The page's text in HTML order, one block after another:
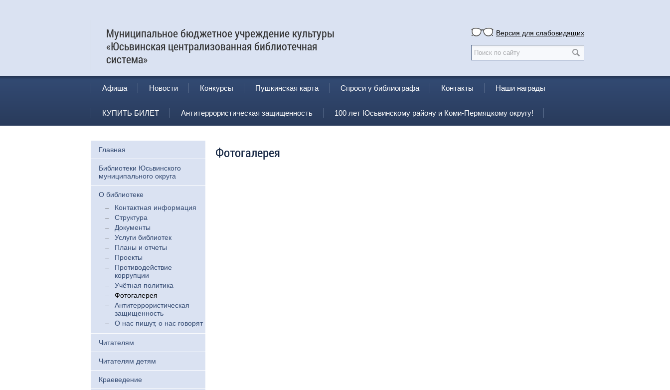
Муниципальное бюджетное учреждение культуры
«Юсьвинская централизованная библиотечная
система»
Версия для слабовидящих
Афиша Новости Конкурсы Пушкинская карта Спроси у библиографа Контакты Наши награды
КУПИТЬ БИЛЕТ Антитеррористическая защищенность 100 лет Юсьвинскому району и Коми-Пермяцкому округу!
Главная
Библиотеки Юсьвинского
муниципального округа
О библиотеке
Контактная информация
Структура
Документы
Услуги библиотек
Планы и отчеты
Проекты
Противодействие
коррупции
Учётная политика
Фотогалерея
Антитеррористическая
защищенность
О нас пишут, о нас говорят
Читателям
Читателям детям
Краеведение
Фотогалерея